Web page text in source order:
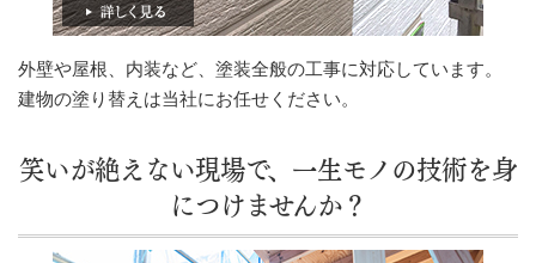
外壁や屋根、内装など、塗装全般の工事に対応しています。
建物の塗り替えは当社にお任せください。
笑いが絶えない現場で、一生モノの技術を身
につけませんか？